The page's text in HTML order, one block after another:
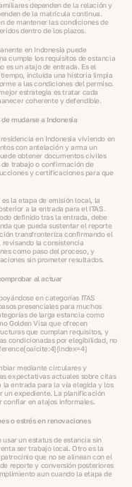
dependen de la relación y
de la matrícula continua.
de mantener las condiciones de
dentro de los plazos.
en Indonesia puede
cumple los requisitos de estancia
es un atajo de entrada. Es el
incluida una historia limpia
a las condiciones del permiso.
estrategia es tratar cada
coherente y defendible.
mudarse a Indonesia
en Indonesia viviendo en
con antelación y arma un
obtener documentos civiles
trabajo o confirmación de
y certificaciones para que
la etapa de emisión local, la
a la entrada para el ITAS.
definido tras la entrada, debe
que pueda sustentar el reporte
transfronteriza confirmando el
la consistencia
como paso del proceso, y
sin prometer resultados.
al actuar
en categorías ITAS
presenciales para muchos
de larga estancia como
Golden Visa que ofrecen
que cumplan requisitos, y
condicionadas por elegibilidad, no
mediante circulares y
expectativas actuales sobre citas
entrada para la vía elegida y los
un expediente. La planificación
confiar en atajos informales.
o estrés en renovaciones
un estatus de estancia sin
ser trabajo local. Otro es la
que no se alinean con el
reporte y conversión posteriores
aun cuando la etapa de